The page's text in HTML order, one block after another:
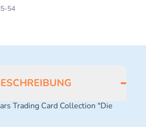
54
Trading Card Collection "Die